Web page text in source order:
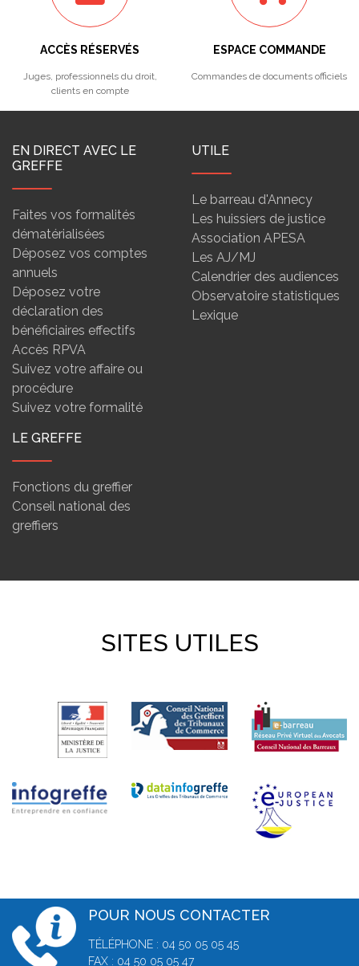
ACCÈS RÉSERVÉS
Juges, professionnels du droit,
clients en compte
ESPACE COMMANDE
Commandes de documents officiels
EN DIRECT AVEC LE
GREFFE
Faites vos formalités
dématérialisées
Déposez vos comptes
annuels
Déposez votre
déclaration des
bénéficiaires effectifs
Accès RPVA
Suivez votre affaire ou
procédure
Suivez votre formalité
UTILE
Le barreau d'Annecy
Les huissiers de justice
Association APESA
Les AJ/MJ
Calendrier des audiences
Observatoire statistiques
Lexique
LE GREFFE
Fonctions du greffier
Conseil national des
greffiers
SITES UTILES
POUR NOUS CONTACTER
TÉLÉPHONE : 04 50 05 05 45
FAX : 04 50 05 05 47